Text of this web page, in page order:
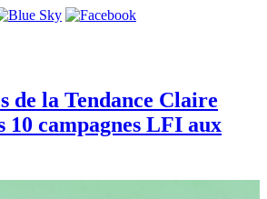
de la Tendance Claire
10 campagnes LFI aux